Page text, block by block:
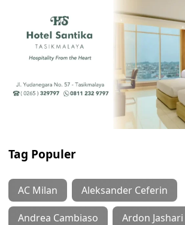
Tag Populer
AC Milan Aleksander Ceferin
Andrea Cambiaso Ardon Jashari